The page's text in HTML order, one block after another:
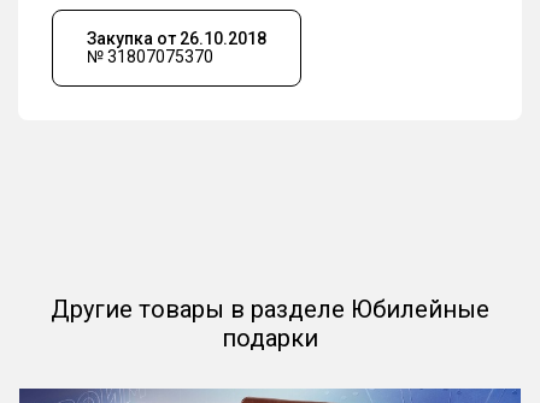
Закупка от 26.10.2018
№ 31807075370
Другие товары в разделе Юбилейные
подарки